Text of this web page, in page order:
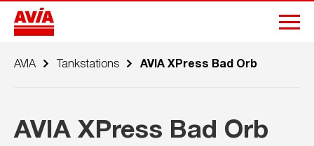
AVIA Tankstations AVIA XPress Bad Orb
AVIA XPress Bad Orb